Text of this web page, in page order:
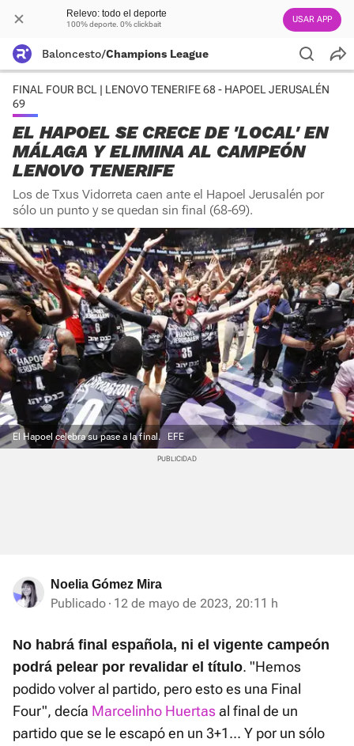
Relevo: todo el deporte
100% deporte. 0% clickbait USAR APP
Baloncesto/Champions League
FINAL FOUR BCL | LENOVO TENERIFE 68 - HAPOEL JERUSALÉN
69
EL HAPOEL SE CRECE DE 'LOCAL' EN
MÁLAGA Y ELIMINA AL CAMPEÓN
LENOVO TENERIFE
Los de Txus Vidorreta caen ante el Hapoel Jerusalén por
sólo un punto y se quedan sin final (68-69).
El Hapoel celebra su pase a la final. EFE
Noelia Gómez Mira
Publicado 12 de mayo de 2023, 20:11 h
No habrá final española, ni el vigente campeón
podrá pelear por revalidar el título. "Hemos
podido volver al partido, pero esto es una Final
Four", decía Marcelinho Huertasal final de un
partido que se le escapó en un 3+1... Y por un sólo